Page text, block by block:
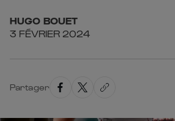
HUGO BOUET
3 FÉVRIER 2024
Partager